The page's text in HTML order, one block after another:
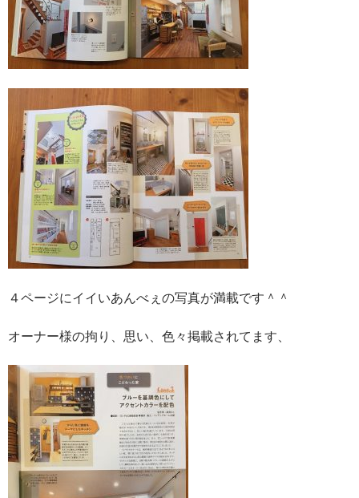
４ページにイイいあんべぇの写真が満載です＾＾
オーナー様の拘り、思い、色々掲載されてます、